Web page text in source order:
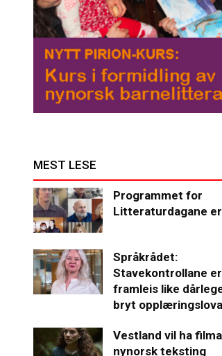
MEST LESE
Programmet for
Litteraturdagane
Språkrådet:
Stavekontrollane er
framleis like
bryt opplæringslova
Vestland vil ha
nynorsk teksting